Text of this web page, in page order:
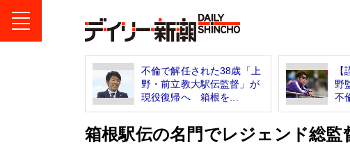
不倫で解任された38歳「上
野・前立教大駅伝監督」が
現役復帰へ 箱根を...
野
不
箱根駅伝の名門でレジェンド